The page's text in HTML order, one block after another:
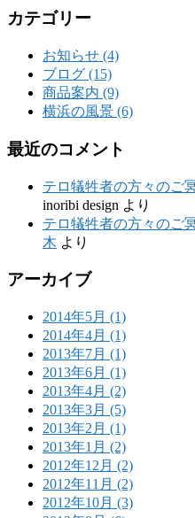
カテゴリー
お知らせ (4)
ブログ (15)
商品案内 (9)
横浜の風景 (6)
最近のコメント
テロ犠牲者の方々のご
inoribi design より
テロ犠牲者の方々のご
木 より
アーカイブ
2014年5月 (1)
2014年4月 (1)
2013年7月 (1)
2013年6月 (1)
2013年4月 (2)
2013年3月 (5)
2013年2月 (1)
2013年1月 (2)
2012年12月 (2)
2012年11月 (2)
2012年10月 (3)